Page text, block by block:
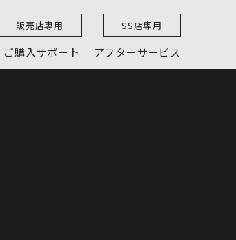
ご購入サポート アフターサービス
販売店専用 SS店専用